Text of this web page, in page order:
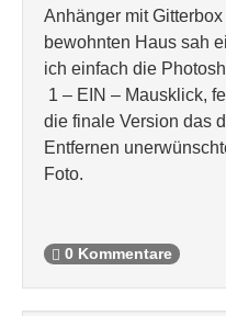
Anhänger mit
bewohnten Haus sah
ich einfach die
1 – EIN – Mausklick,
die finale Version das
Entfernen
Foto.
0 Kommentare